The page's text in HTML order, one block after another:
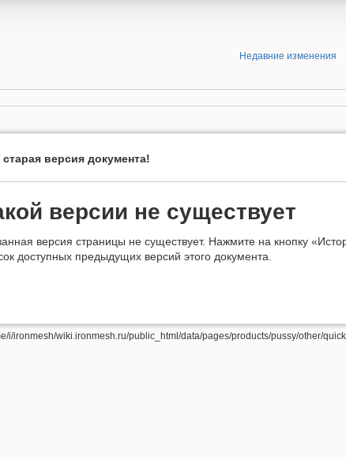
Недавние изменения
старая версия документа!
версии не существует
версия страницы не существует. Нажмите на кнопку
доступных предыдущих версий этого документа.
i/ironmesh/wiki.ironmesh.ru/public_html/data/pages/products/pussy/other/